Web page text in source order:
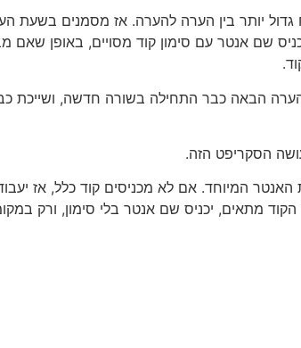
יותר בין הערה להערה. אז מסמנים בשעת
שם אנטר עם סימון קוד מסויים, באופן שאם
הבאה כבר התחילה בשורה חדשה, ושייכת
הסקריפט הזה.
המיוחד. אם לא מכניסים קוד כלל, אז
מתאים, יכניס שם אנטר בלי סימון, ורק